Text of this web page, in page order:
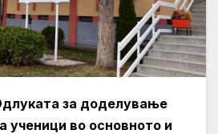
за доделување
ученици во основното и